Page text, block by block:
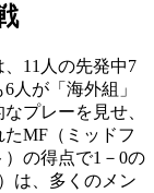
11人の先発中7
人が「海外組」
プレーを見せ、
MF（ミッドフ
）の得点で1－0の
は、多くのメン